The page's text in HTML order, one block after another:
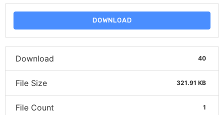
DOWNLOAD
Download 40
File Size 321.91 KB
File Count 1